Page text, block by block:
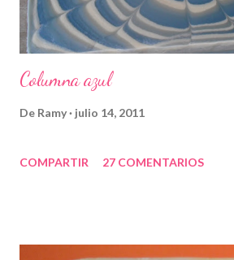
Columna azul
De Ramy julio 14, 2011
COMPARTIR 27 COMENTARIOS